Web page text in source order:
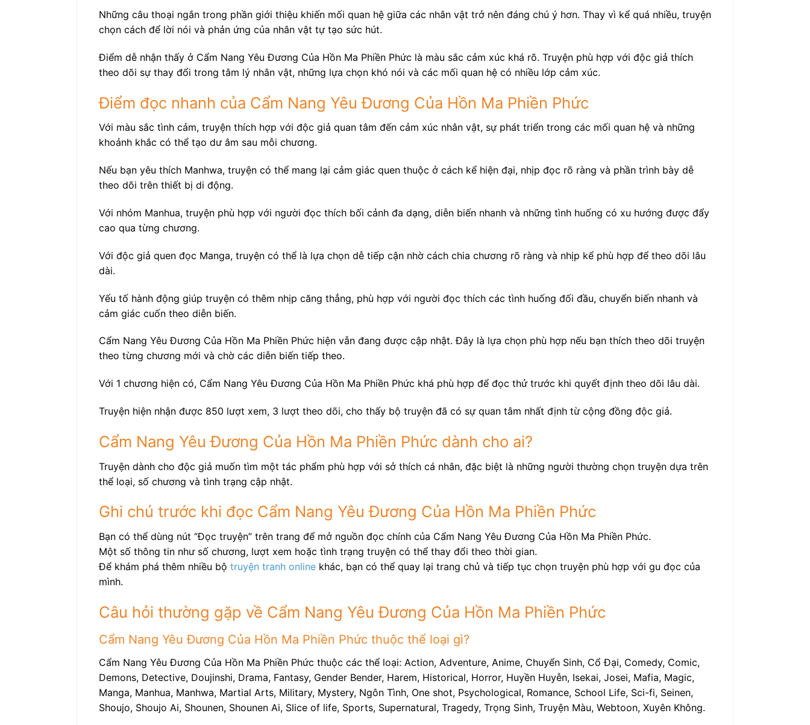
Những câu thoại ngắn trong phần giới thiệu khiến mối quan hệ giữa các nhân vật trở nên đáng chú ý hơn. Thay vì kể quá nhiều, truyện
chọn cách để lời nói và phản ứng của nhân vật tự tạo sức hút.
Điểm dễ nhận thấy ở Cẩm Nang Yêu Đương Của Hồn Ma Phiền Phức là màu sắc cảm xúc khá rõ. Truyện phù hợp với độc giả thích
theo dõi sự thay đổi trong tâm lý nhân vật, những lựa chọn khó nói và các mối quan hệ có nhiều lớp cảm xúc.
Điểm đọc nhanh của Cẩm Nang Yêu Đương Của Hồn Ma Phiền Phức
Với màu sắc tình cảm, truyện thích hợp với độc giả quan tâm đến cảm xúc nhân vật, sự phát triển trong các mối quan hệ và những
khoảnh khắc có thể tạo dư âm sau mỗi chương.
Nếu bạn yêu thích Manhwa, truyện có thể mang lại cảm giác quen thuộc ở cách kể hiện đại, nhịp đọc rõ ràng và phần trình bày dễ
theo dõi trên thiết bị di động.
Với nhóm Manhua, truyện phù hợp với người đọc thích bối cảnh đa dạng, diễn biến nhanh và những tình huống có xu hướng được đẩy
cao qua từng chương.
Với độc giả quen đọc Manga, truyện có thể là lựa chọn dễ tiếp cận nhờ cách chia chương rõ ràng và nhịp kể phù hợp để theo dõi lâu
dài.
Yếu tố hành động giúp truyện có thêm nhịp căng thẳng, phù hợp với người đọc thích các tình huống đối đầu, chuyển biến nhanh và
cảm giác cuốn theo diễn biến.
Cẩm Nang Yêu Đương Của Hồn Ma Phiền Phức hiện vẫn đang được cập nhật. Đây là lựa chọn phù hợp nếu bạn thích theo dõi truyện
theo từng chương mới và chờ các diễn biến tiếp theo.
Với 1 chương hiện có, Cẩm Nang Yêu Đương Của Hồn Ma Phiền Phức khá phù hợp để đọc thử trước khi quyết định theo dõi lâu dài.
Truyện hiện nhận được 850 lượt xem, 3 lượt theo dõi, cho thấy bộ truyện đã có sự quan tâm nhất định từ cộng đồng độc giả.
Cẩm Nang Yêu Đương Của Hồn Ma Phiền Phức dành cho ai?
Truyện dành cho độc giả muốn tìm một tác phẩm phù hợp với sở thích cá nhân, đặc biệt là những người thường chọn truyện dựa trên
thể loại, số chương và tình trạng cập nhật.
Ghi chú trước khi đọc Cẩm Nang Yêu Đương Của Hồn Ma Phiền Phức
Bạn có thể dùng nút “Đọc truyện” trên trang để mở nguồn đọc chính của Cẩm Nang Yêu Đương Của Hồn Ma Phiền Phức.
Một số thông tin như số chương, lượt xem hoặc tình trạng truyện có thể thay đổi theo thời gian.
Để khám phá thêm nhiều bộ truyện tranh online khác, bạn có thể quay lại trang chủ và tiếp tục chọn truyện phù hợp với gu đọc của
mình.
Câu hỏi thường gặp về Cẩm Nang Yêu Đương Của Hồn Ma Phiền Phức
Cẩm Nang Yêu Đương Của Hồn Ma Phiền Phức thuộc thể loại gì?
Cẩm Nang Yêu Đương Của Hồn Ma Phiền Phức thuộc các thể loại: Action, Adventure, Anime, Chuyển Sinh, Cổ Đại, Comedy, Comic,
Demons, Detective, Doujinshi, Drama, Fantasy, Gender Bender, Harem, Historical, Horror, Huyền Huyễn, Isekai, Josei, Mafia, Magic,
Manga, Manhua, Manhwa, Martial Arts, Military, Mystery, Ngôn Tình, One shot, Psychological, Romance, School Life, Sci-fi, Seinen,
Shoujo, Shoujo Ai, Shounen, Shounen Ai, Slice of life, Sports, Supernatural, Tragedy, Trọng Sinh, Truyện Màu, Webtoon, Xuyên Không.